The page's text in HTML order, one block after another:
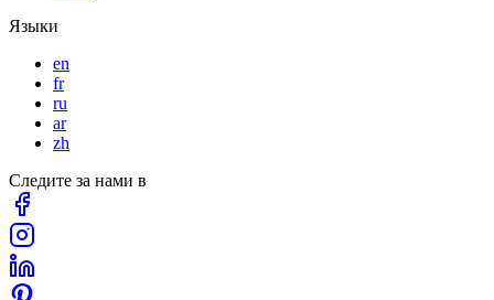
Языки
en
fr
ru
ar
zh
Следите за нами в